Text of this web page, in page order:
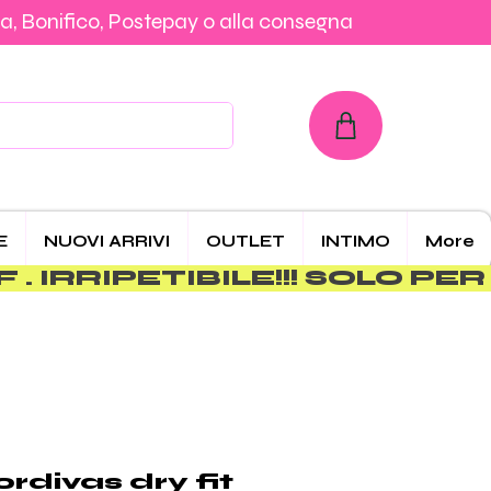
Carta, PayPal, Klarna, Bonifico, Postepay o alla consegna
Bonifico, Postepay o alla consegna
NUOVI ARRIVI OUTLET INTIMO More
dry fit